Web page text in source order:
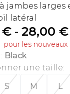
jambes larges
latéral
€- 28,00 €
pour les
: Black
une taille:
S M L